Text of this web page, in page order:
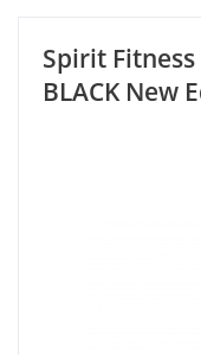
Spirit
BLACK New